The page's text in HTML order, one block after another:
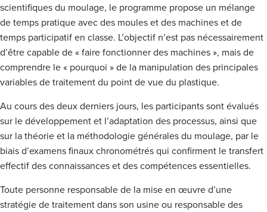
scientifiques du moulage, le programme propose un mélange
de temps pratique avec des moules et des machines et de
temps participatif en classe. L’objectif n’est pas nécessairement
d’être capable de « faire fonctionner des machines », mais de
comprendre le « pourquoi » de la manipulation des principales
variables de traitement du point de vue du plastique.
Au cours des deux derniers jours, les participants sont évalués
sur le développement et l’adaptation des processus, ainsi que
sur la théorie et la méthodologie générales du moulage, par le
biais d’examens finaux chronométrés qui confirment le transfert
effectif des connaissances et des compétences essentielles.
Toute personne responsable de la mise en œuvre d’une
stratégie de traitement dans son usine ou responsable des